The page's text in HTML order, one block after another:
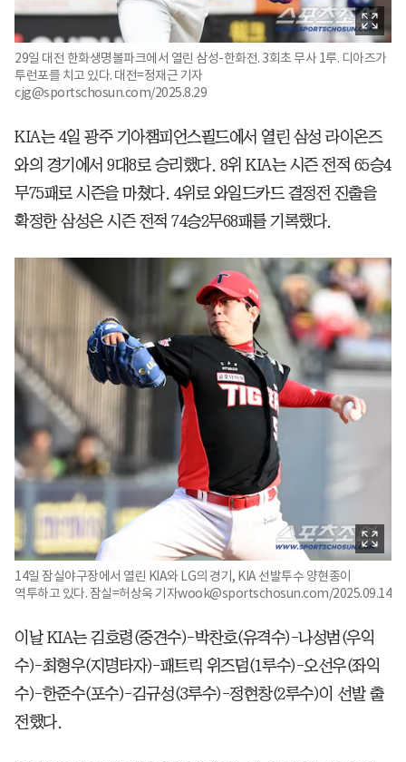
29일 대전 한화생명볼파크에서 열린 삼성-한화전. 3회초 무사 1루. 디아즈가
투런포를 치고 있다. 대전=정재근 기자
cjg@sportschosun.com/2025.8.29
KIA는 4일 광주 기아챔피언스필드에서 열린 삼성 라이온즈
와의 경기에서 9대8로 승리했다. 8위 KIA는 시즌 전적 65승4
무75패로 시즌을 마쳤다. 4위로 와일드카드 결정전 진출을
확정한 삼성은 시즌 전적 74승2무68패를 기록했다.
14일 잠실야구장에서 열린 KIA와 LG의 경기, KIA 선발투수 양현종이
역투하고 있다. 잠실=허상욱 기자wook@sportschosun.com/2025.09.14
이날 KIA는 김호령(중견수)-박찬호(유격수)-나성범(우익
수)-최형우(지명타자)-패트릭 위즈덤(1루수)-오선우(좌익
수)-한준수(포수)-김규성(3루수)-정현창(2루수)이 선발 출
전했다.